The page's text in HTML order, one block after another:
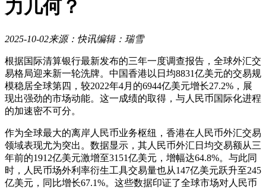
力几何？
2025-10-02来源：快讯编辑：瑞雪
根据国际清算银行最新发布的三年一度调查报告，全球外汇交
易格局迎来新一轮洗牌。中国香港以日均8831亿美元的交易规
模稳居全球第四，较2022年4月的6944亿美元增长27.2%，展
现出强劲的市场动能。这一成绩的取得，与人民币国际化进程
的加速密不可分。
作为全球最大的离岸人民币业务枢纽，香港在人民币外汇交易
领域表现尤为突出。数据显示，其人民币外汇日均交易额从三
年前的1912亿美元激增至3151亿美元，增幅达64.8%。与此同
时，人民币场外利率衍生工具交易量也从147亿美元跃升至245
亿美元，同比增长67.1%。这些数据印证了全球市场对人民币